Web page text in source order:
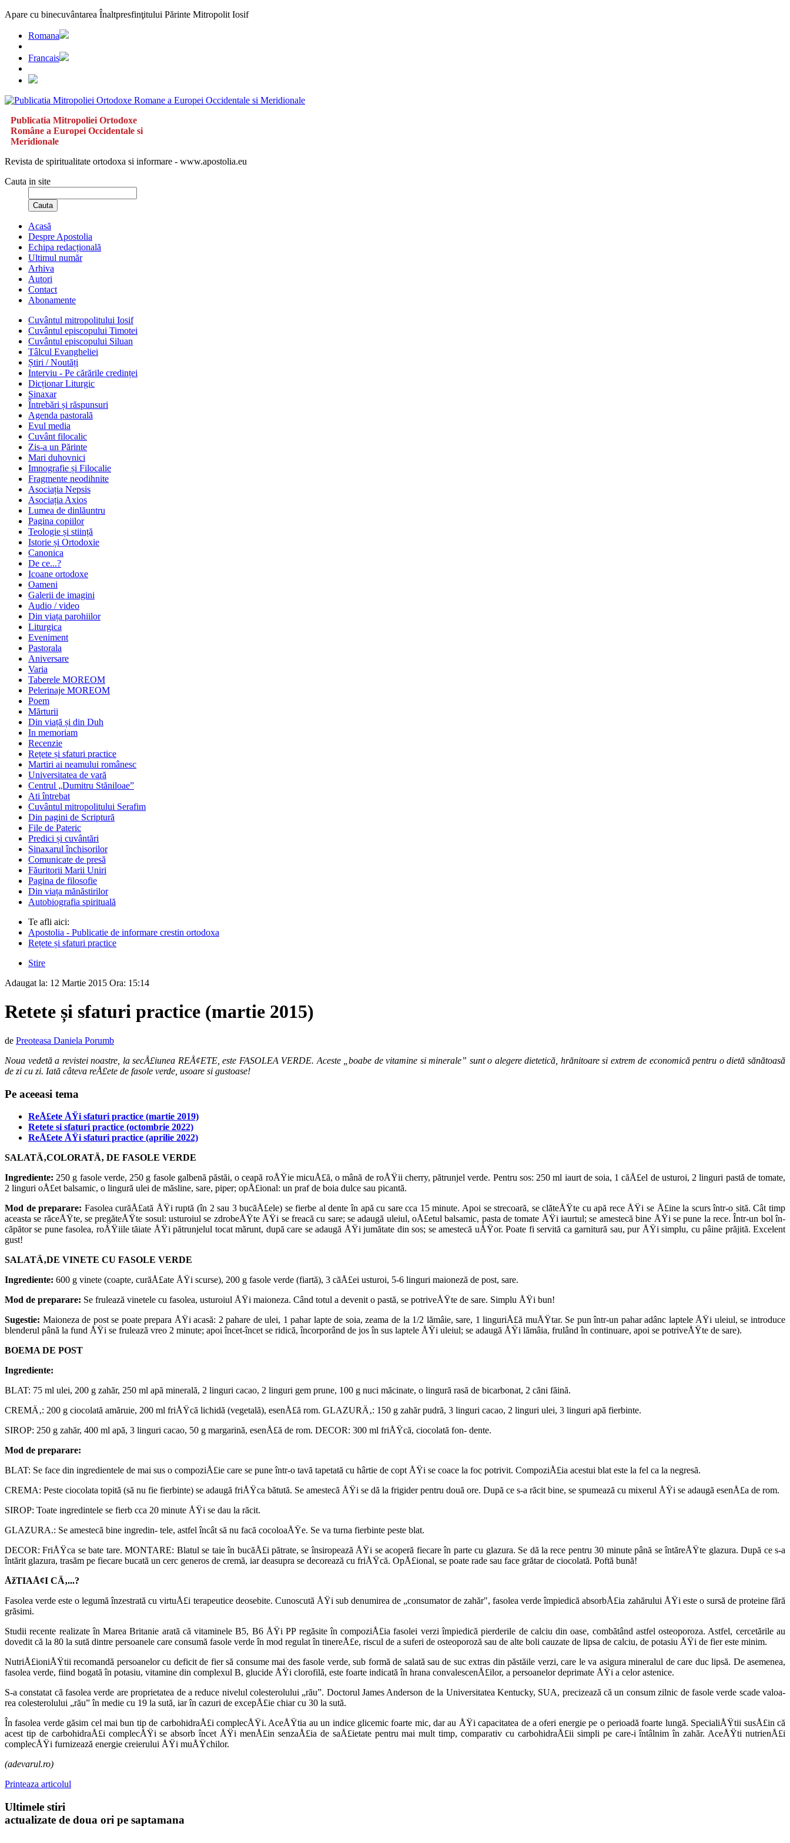
Apare cu binecuvântarea Înaltpresfinţitului Părinte Mitropolit Iosif
Romana
Francais
Publicatia Mitropoliei Ortodoxe
Române a Europei Occidentale si
Meridionale
Revista de spiritualitate ortodoxa si informare - www.apostolia.eu
Cauta in site
Cauta
Acasă
Despre Apostolia
Echipa redacțională
Ultimul număr
Arhiva
Autori
Contact
Abonamente
Cuvântul mitropolitului Iosif
Cuvântul episcopului Timotei
Cuvântul episcopului Siluan
Tâlcul Evangheliei
Știri / Noutăți
Interviu - Pe cărările credinței
Dicționar Liturgic
Sinaxar
Întrebări și răspunsuri
Agenda pastorală
Evul media
Cuvânt filocalic
Zis-a un Părinte
Mari duhovnici
Imnografie și Filocalie
Fragmente neodihnite
Asociația Nepsis
Asociația Axios
Lumea de dinlăuntru
Pagina copiilor
Teologie și stiință
Istorie și Ortodoxie
Canonica
De ce...?
Icoane ortodoxe
Oameni
Galerii de imagini
Audio / video
Din viața parohiilor
Liturgica
Eveniment
Pastorala
Aniversare
Varia
Taberele MOREOM
Pelerinaje MOREOM
Poem
Mărturii
Din viață și din Duh
In memoriam
Recenzie
Rețete și sfaturi practice
Martiri ai neamului românesc
Universitatea de vară
Centrul „Dumitru Stăniloae”
Ati întrebat
Cuvântul mitropolitului Serafim
Din pagini de Scriptură
File de Pateric
Predici și cuvântări
Sinaxarul închisorilor
Comunicate de presă
Făuritorii Marii Uniri
Pagina de filosofie
Din viața mănăstirilor
Autobiografia spirituală
Te afli aici:
Apostolia - Publicatie de informare crestin ortodoxa
Rețete și sfaturi practice
Stire
Adaugat la: 12 Martie 2015 Ora: 15:14
Retete și sfaturi practice (martie 2015)
de Preoteasa Daniela Porumb
Noua vedetă a revistei noastre, la secÅ£iunea REÅ¢ETE, este FASOLEA VERDE. Aceste „boabe de vitamine si minerale” sunt o alegere dietetică, hrănitoare si extrem de economică pentru o dietă sănătoasă
de zi cu zi. Iată câteva reÅ£ete de fasole verde, usoare si gustoase!
Pe aceeasi tema
ReÅ£ete ÅŸi sfaturi practice (martie 2019)
Retete si sfaturi practice (octombrie 2022)
ReÅ£ete ÅŸi sfaturi practice (aprilie 2022)
SALATÄ‚COLORATÄ‚ DE FASOLE VERDE
Ingrediente: 250 g fasole verde, 250 g fasole galbenă păstăi, o ceapă roÅŸie micuÅ£ă, o mână de roÅŸii cherry, pă­trunjel verde. Pentru sos: 250 ml iaurt de soia, 1 căÅ£el de usturoi, 2 linguri pastă de tomate,
2 linguri oÅ£et bal­samic, o lingură ulei de măsline, sare, piper; opÅ£ional: un praf de boia dulce sau picantă.
Mod de preparare: Fasolea curăÅ£ată ÅŸi ruptă (în 2 sau 3 bucăÅ£ele) se fierbe al dente în apă cu sare cca 15 minu­te. Apoi se strecoară, se clăteÅŸte cu apă rece ÅŸi se Å£ine la scurs într-o sită. Cât timp
aceasta se răceÅŸte, se pregăteÅŸ­te sosul: usturoiul se zdrobeÅŸte ÅŸi se freacă cu sare; se adaugă uleiul, oÅ£etul balsa­mic, pasta de tomate ÅŸi iaur­tul; se amestecă bine ÅŸi se pune la rece. Într-un bol în­
căpător se pune fasolea, roÅŸi­ile tăiate ÅŸi pătrunjelul tocat mărunt, după care se adaugă ÅŸi jumătate din sos; se ames­tecă uÅŸor. Poate fi servită ca garnitură sau, pur ÅŸi simplu, cu pâine prăjită. Excelent
gust!
SALATÄ‚DE VINETE CU FASOLE VERDE
Ingrediente: 600 g vinete (coapte, curăÅ£ate ÅŸi scurse), 200 g fasole verde (fiartă), 3 căÅ£ei usturoi, 5-6 linguri maioneză de post, sare.
Mod de preparare: Se frulează vinetele cu fasolea, usturoiul ÅŸi maioneza. Când totul a devenit o pastă, se potriveÅŸte de sare. Simplu ÅŸi bun!
Sugestie: Maioneza de post se poate pre­para ÅŸi acasă: 2 pahare de ulei, 1 pahar lapte de soia, zeama de la 1/2 lămâie, sare, 1 linguriÅ£ă muÅŸtar. Se pun într-un pahar adânc laptele ÅŸi uleiul, se introdu­ce
blenderul până la fund ÅŸi se frulează vreo 2 minute; apoi încet-încet se ridică, încorporând de jos în sus laptele ÅŸi ule­iul; se adaugă ÅŸi lămâia, frulând în con­tinuare, apoi se potriveÅŸte de sare).
BOEMA DE POST
Ingrediente:
BLAT: 75 ml ulei, 200 g zahăr, 250 ml apă minerală, 2 linguri cacao, 2 linguri gem prune, 100 g nuci măcinate, o lingură rasă de bicarbonat, 2 căni făină.
CREMÄ‚: 200 g ciocolată amăruie, 200 ml friÅŸcă lichidă (vegetală), esenÅ£ă rom. GLAZURÄ‚: 150 g zahăr pudră, 3 lin­guri cacao, 2 linguri ulei, 3 linguri apă fierbinte.
SIROP: 250 g zahăr, 400 ml apă, 3 linguri cacao, 50 g margarină, esenÅ£ă de rom. DECOR: 300 ml friÅŸcă, ciocolată fon- dente.
Mod de preparare:
BLAT: Se face din ingredientele de mai sus o compoziÅ£ie care se pune într-o tavă tapetată cu hârtie de copt ÅŸi se coace la foc potrivit. CompoziÅ£ia acestui blat este la fel ca la negresă.
CREMA: Peste ciocolata topită (să nu fie fierbinte) se adaugă friÅŸca bătută. Se ames­tecă ÅŸi se dă la frigider pentru două ore. După ce s-a răcit bine, se spumează cu mi­xerul ÅŸi se adaugă esenÅ£a de rom.
SIROP: Toate ingredintele se fierb cca 20 minute ÅŸi se dau la răcit.
GLAZURA.: Se amestecă bine ingredin- tele, astfel încât să nu facă cocoloaÅŸe. Se va turna fierbinte peste blat.
DECOR: FriÅŸca se bate tare. MONTARE: Blatul se taie în bucăÅ£i pă­trate, se însiropează ÅŸi se acoperă fiecare în parte cu glazura. Se dă la rece pentru 30 minute până se întăreÅŸte glazura. După ce s-a
întărit glazura, trasăm pe fiecare bu­cată un cerc generos de cremă, iar deasupra se decorează cu friÅŸcă. OpÅ£ional, se poate rade sau face grătar de ciocolată. Poftă bună!
ÅžTIAÅ¢I CÄ‚...?
Fasolea verde este o legumă înzestrată cu virtuÅ£i terapeutice deosebite. Cunoscută ÅŸi sub denumirea de „consuma­tor de zahăr", fasolea verde împiedică ab­sorbÅ£ia zahărului ÅŸi este o sursă de protei­ne fără
grăsimi.
Studii recente realizate în Marea Britanie arată că vitaminele B5, B6 ÅŸi PP regă­site în compoziÅ£ia fasolei verzi împiedică pierderile de calciu din oase, combătând astfel osteoporoza. Astfel, cercetările au
dovedit că la 80 la sută dintre persoanele care consumă fasole verde în mod regulat în tinereÅ£e, riscul de a suferi de osteoporo­ză sau de alte boli cauzate de lipsa de cal­ciu, de potasiu ÅŸi de fier este minim.
NutriÅ£ioniÅŸtii recomandă persoanelor cu deficit de fier să consume mai des fa­sole verde, sub formă de salată sau de suc ex­tras din păstăile verzi, care le va asigura mineralul de care duc lipsă. De asemenea,
fasolea verde, fiind bogată în potasiu, vitami­ne din complexul B, glucide ÅŸi clorofilă, este foarte indicată în hrana convalescenÅ£ilor, a persoanelor deprimate ÅŸi a celor astenice.
S-a constatat că fasolea verde are proprie­tatea de a reduce nivelul colesterolului „rău”. Doctorul James Anderson de la Universitatea Kentucky, SUA, precizează că un consum zilnic de fasole verde scade valoa­
rea colesterolului „rău” în medie cu 19 la sută, iar în cazuri de excepÅ£ie chiar cu 30 la sută.
În fasolea verde găsim cel mai bun tip de carbohidraÅ£i complecÅŸi. AceÅŸtia au un indice glicemic foarte mic, dar au ÅŸi capa­citatea de a oferi energie pe o perioadă foar­te lungă. SpecialiÅŸtii susÅ£in că
acest tip de carbohidraÅ£i complecÅŸi se absorb încet ÅŸi menÅ£in senzaÅ£ia de saÅ£ietate pentru mai mult timp, comparativ cu carbohidraÅ£ii simpli pe care-i întâlnim în zahăr. AceÅŸti nutrienÅ£i
complecÅŸi furnizează energie cre­ierului ÅŸi muÅŸchilor.
(adevarul.ro)
Printeaza articolul
Ultimele stiri
actualizate de doua ori pe saptamana